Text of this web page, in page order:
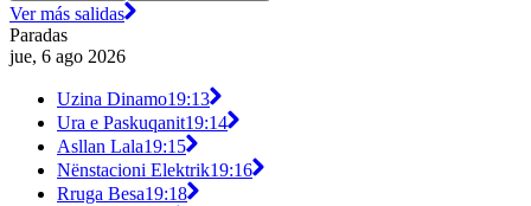
Ver más salidas
Paradas
jue, 6 ago 2026
Uzina Dinamo19:13
Ura e Paskuqanit19:14
Asllan Lala19:15
Nënstacioni Elektrik19:16
Rruga Besa19:18